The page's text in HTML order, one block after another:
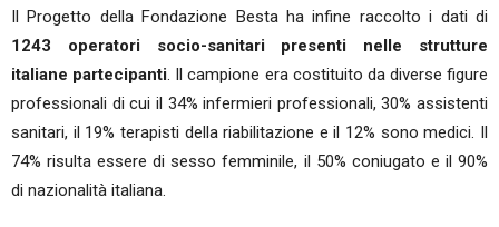
Il Progetto della Fondazione Besta ha infine raccolto i dati di
1243 operatori socio-sanitari presenti nelle strutture
italiane partecipanti. Il campione era costituito da diverse figure
professionali di cui il 34% infermieri professionali, 30% assistenti
sanitari, il 19% terapisti della riabilitazione e il 12% sono medici. Il
74% risulta essere di sesso femminile, il 50% coniugato e il 90%
di nazionalità italiana.